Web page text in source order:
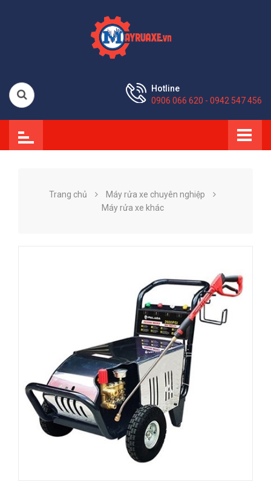
Hotline
0906 066 620 - 0942 547 456
Trang chủ
Máy rửa xe chuyên nghiệp
Máy rửa xe khác